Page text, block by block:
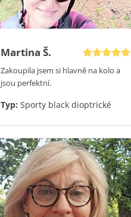
Martina Š.
Zakoupila jsem si hlavně na kolo a
jsou perfektní.
Typ: Sporty black dioptrické